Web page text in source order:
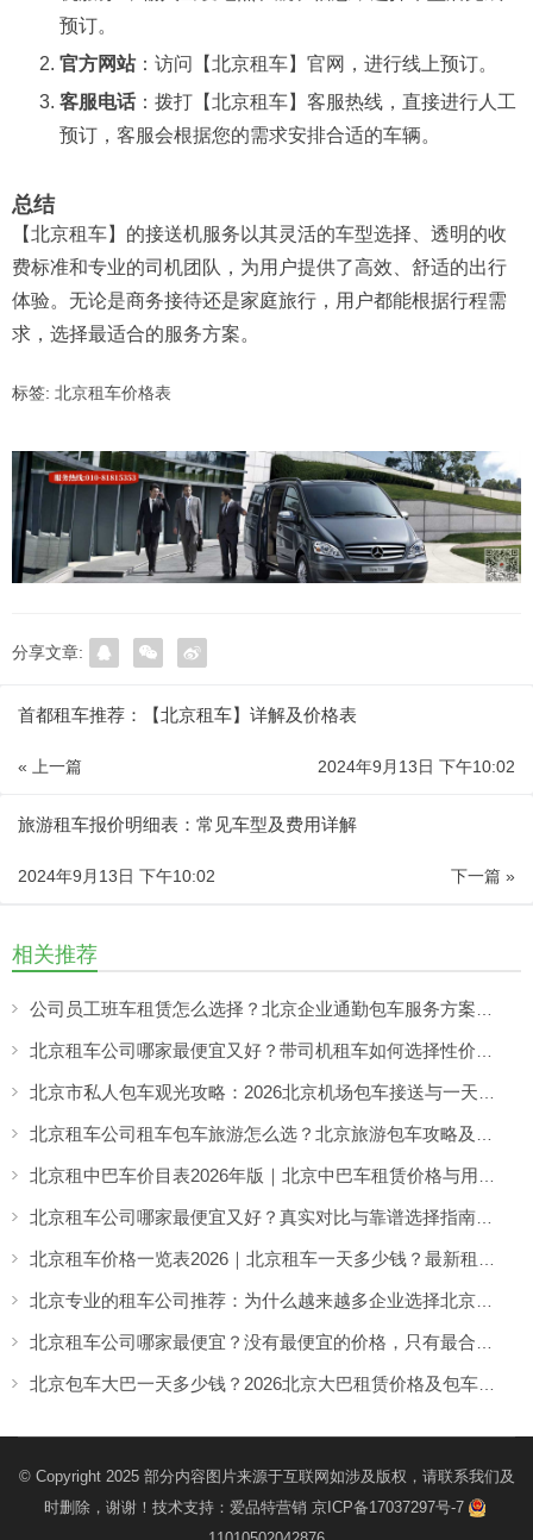
预订。
官方网站：访问【北京租车】官网，进行线上预订。
客服电话：拨打【北京租车】客服热线，直接进行人工
预订，客服会根据您的需求安排合适的车辆。
总结
【北京租车】的接送机服务以其灵活的车型选择、透明的收
费标准和专业的司机团队，为用户提供了高效、舒适的出行
体验。无论是商务接待还是家庭旅行，用户都能根据行程需
求，选择最适合的服务方案。
标签: 北京租车价格表
分享文章:
首都租车推荐：【北京租车】详解及价格表
« 上一篇 2024年9月13日 下午10:02
旅游租车报价明细表：常见车型及费用详解
下一篇 »
2024年9月13日 下午10:02
相关推荐
公司员工班车租赁怎么选择？北京企业通勤包车服务方案解析
北京租车公司哪家最便宜又好？带司机租车如何选择性价比高的服务
北京市私人包车观光攻略：2026北京机场包车接送与一天市区包车游览服务指南
北京租车公司租车包车旅游怎么选？北京旅游包车攻略及车型推荐
北京租中巴车价目表2026年版｜北京中巴车租赁价格与用车场景全解析
北京租车公司哪家最便宜又好？真实对比与靠谱选择指南（2026实用解析）
北京租车价格一览表2026｜北京租车一天多少钱？最新租车收费参考
北京专业的租车公司推荐：为什么越来越多企业选择北京分众租车公司？
北京租车公司哪家最便宜？没有最便宜的价格，只有最合适的租车方案
北京包车大巴一天多少钱？2026北京大巴租赁价格及包车攻略详解
© Copyright 2025 部分内容图片来源于互联网如涉及版权，请联系我们及
时删除，谢谢！技术支持： 爱品特营销 京ICP备17037297号-7